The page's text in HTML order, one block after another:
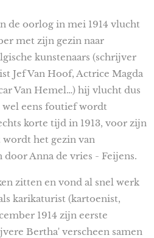
de oorlog in mei 1914 vlucht
met zijn gezin naar
kunstenaars (schrijver
Jef Van Hoof, Actrice Magda
Van Hemel…) hij vlucht dus
wel eens foutief wordt
korte tijd in 1913, voor zijn
het gezin van
door Anna de vries - Feijens.
zitten en vond al snel werk
karikaturist (kartoenist,
1914 zijn eerste
Bertha' verscheen samen